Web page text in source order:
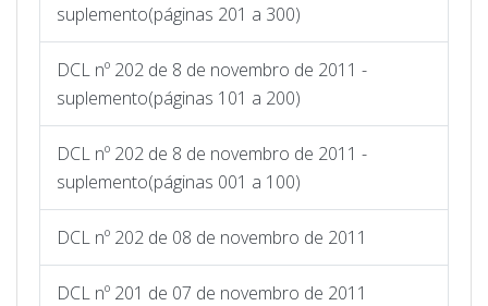
suplemento(páginas 201 a 300)
DCL nº 202 de 8 de novembro de 2011 -
suplemento(páginas 101 a 200)
DCL nº 202 de 8 de novembro de 2011 -
suplemento(páginas 001 a 100)
DCL nº 202 de 08 de novembro de 2011
DCL nº 201 de 07 de novembro de 2011